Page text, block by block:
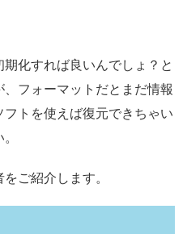
化すれば良いんでしょ？と
フォーマットだとまだ情報
トを使えば復元できちゃい
ご紹介します。